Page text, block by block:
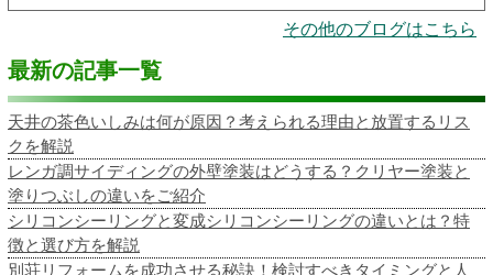
その他のブログはこちら
最新の記事一覧
天井の茶色いしみは何が原因？考えられる理由と放置するリス
クを解説
レンガ調サイディングの外壁塗装はどうする？クリヤー塗装と
塗りつぶしの違いをご紹介
シリコンシーリングと変成シリコンシーリングの違いとは？特
徴と選び方を解説
別荘リフォームを成功させる秘訣！検討すべきタイミングと人